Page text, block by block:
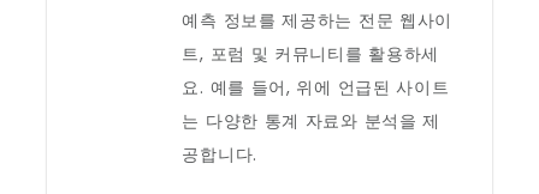
예측 정보를 제공하는 전문 웹사이
트, 포럼 및 커뮤니티를 활용하세
요. 예를 들어, 위에 언급된 사이트
는 다양한 통계 자료와 분석을 제
공합니다.